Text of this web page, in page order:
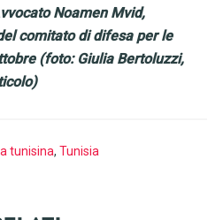
Noamen Mvid,
comitato di difesa per le
(foto: Giulia Bertoluzzi,
tunisina, Tunisia